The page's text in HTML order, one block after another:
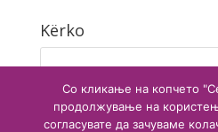
Kërko
Со кликање на копчето
продолжување на
согласувате да зачуваме